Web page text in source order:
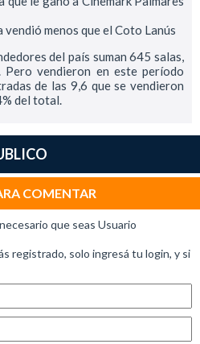
menos que el Coto Lanús
del país suman 645 salas,
vendieron en este período
de las 9,6 que se vendieron
del total.
COMENTAR
que seas Usuario
registrado, solo ingresá tu login, y si